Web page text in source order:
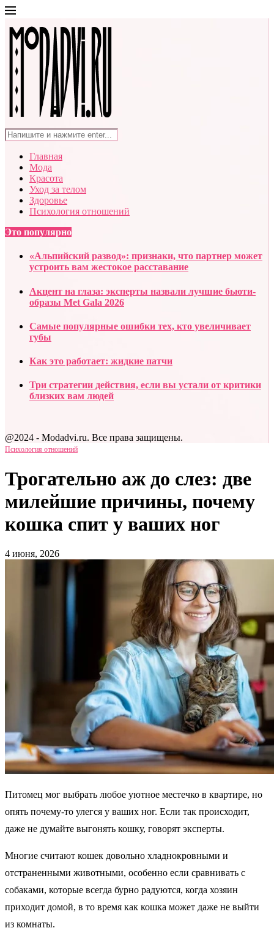
Главная
Мода
Красота
Уход за телом
Здоровье
Психология отношений
Это популярно
«Альпийский развод»: признаки, что партнер может
устроить вам жестокое расставание
Акцент на глаза: эксперты назвали лучшие бьюти-
образы Met Gala 2026
Самые популярные ошибки тех, кто увеличивает
губы
Как это работает: жидкие патчи
Три стратегии действия, если вы устали от критики
близких вам людей
@2024 - Modadvi.ru. Все права защищены.
Психология отношений
Трогательно аж до слез: две
милейшие причины, почему
кошка спит у ваших ног
4 июня, 2026
Питомец мог выбрать любое уютное местечко в квартире, но
опять почему-то улегся у ваших ног. Если так происходит,
даже не думайте выгонять кошку, говорят эксперты.
Многие считают кошек довольно хладнокровными и
отстраненными животными, особенно если сравнивать с
собаками, которые всегда бурно радуются, когда хозяин
приходит домой, в то время как кошка может даже не выйти
из комнаты.